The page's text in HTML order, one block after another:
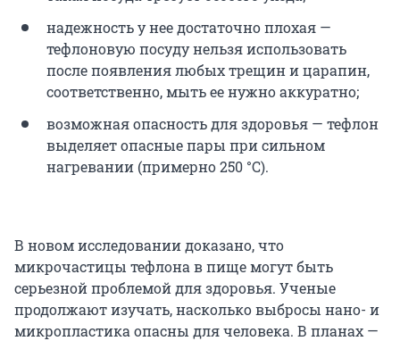
надежность у нее достаточно плохая —
тефлоновую посуду нельзя использовать
после появления любых трещин и царапин,
соответственно, мыть ее нужно аккуратно;
возможная опасность для здоровья — тефлон
выделяет опасные пары при сильном
нагревании (примерно 250 °C).
В новом исследовании доказано, что
микрочастицы тефлона в пище могут быть
серьезной проблемой для здоровья. Ученые
продолжают изучать, насколько выбросы нано- и
микропластика опасны для человека. В планах —